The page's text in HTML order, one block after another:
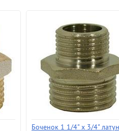
Боченок 1 1/4" х 3/4"